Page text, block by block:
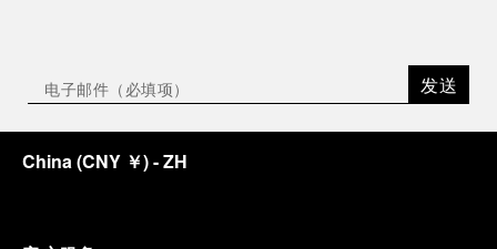
发送
China(CNY ￥)- ZH